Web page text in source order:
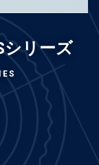
シリーズ